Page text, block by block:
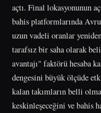
açtı. Final lokasyonunun
bahis platformlarında
uzun vadeli oranlar
tarafsız bir saha olarak
avantajı" faktörü hesaba
dengesini büyük ölçüde
kalan takımların belli
keskinleşeceğini ve bahis